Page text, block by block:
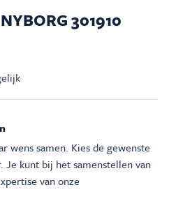
301910
wens samen. Kies de gewenste
kunt bij het samenstellen van
van onze